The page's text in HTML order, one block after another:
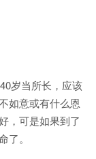
岁当所长，应该
如意或有什么恩
，可是如果到了
。